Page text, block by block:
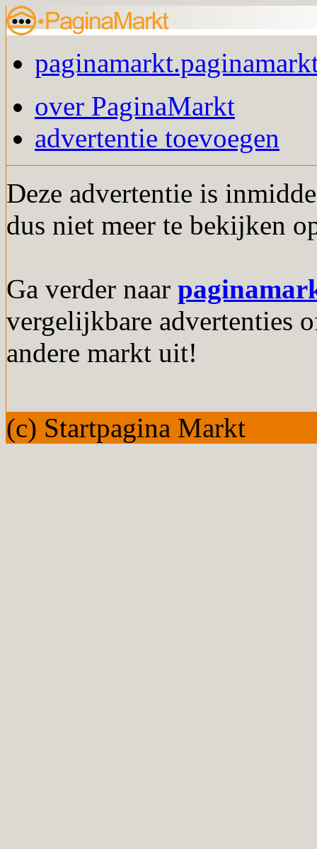
over PaginaMarkt
advertentie toevoegen
Deze advertentie is
dus niet meer te bekijken
Ga verder naar
vergelijkbare advertenties
andere markt uit!
(c) Startpagina Markt